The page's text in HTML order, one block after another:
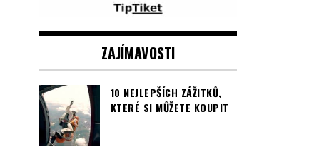
ZAJÍMAVOSTI
10 NEJLEPŠÍCH ZÁŽITKŮ,
KTERÉ SI MŮŽETE KOUPIT